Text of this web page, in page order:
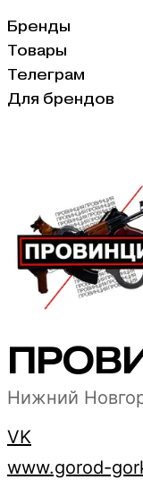
Бренды
Товары
Телеграм
Для брендов
Нижний
VK
www.gorod-